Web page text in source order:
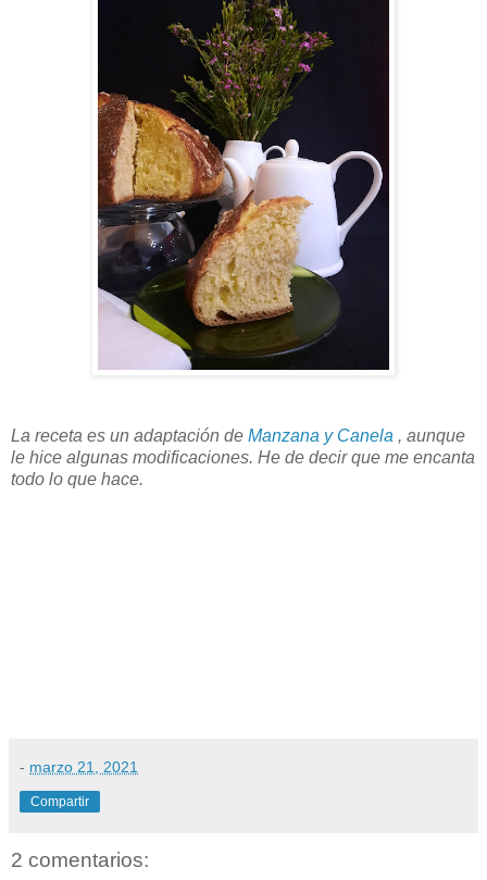
La receta es un adaptación de Manzana y Canela , aunque
le hice algunas modificaciones. He de decir que me encanta
todo lo que hace.
- marzo 21, 2021
Compartir
2 comentarios: